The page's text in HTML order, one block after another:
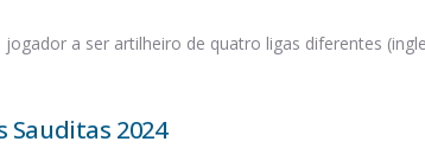
a ser artilheiro de quatro ligas diferentes
Sauditas 2024